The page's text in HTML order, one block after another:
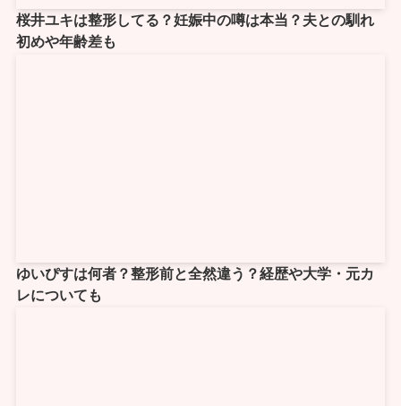
桜井ユキは整形してる？妊娠中の噂は本当？夫との馴れ
初めや年齢差も
ゆいぴすは何者？整形前と全然違う？経歴や大学・元カ
レについても